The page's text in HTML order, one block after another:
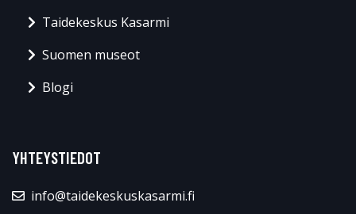
Taidekeskus Kasarmi
Suomen museot
Blogi
YHTEYSTIEDOT
info@taidekeskuskasarmi.fi